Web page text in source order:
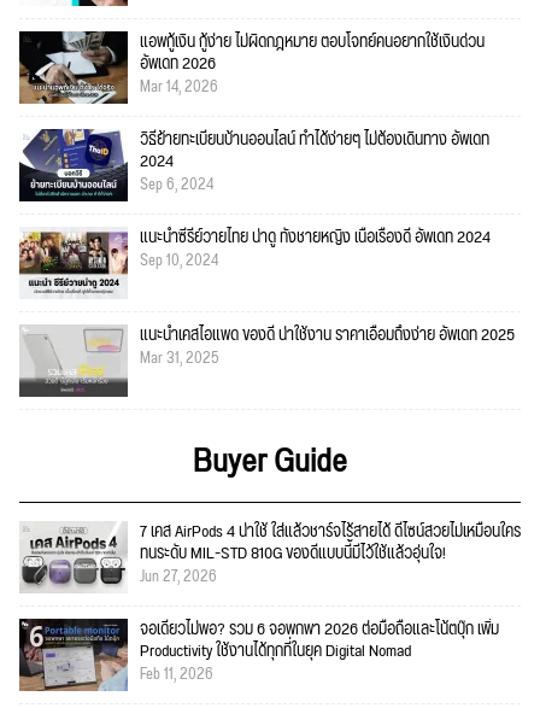
แอพกู้เงิน กู้ง่าย ไม่ผิดกฎหมาย ตอบโจทย์คนอยากใช้เงินด่วน
อัพเดท 2026
Mar 14, 2026
วิธีย้ายทะเบียนบ้านออนไลน์ ทำได้ง่ายๆ ไม่ต้องเดินทาง อัพเดท
2024
Sep 6, 2024
แนะนำซีรีย์วายไทย น่าดู ทั้งชายหญิง เนื้อเรื่องดี อัพเดท 2024
Sep 10, 2024
แนะนำเคสไอแพด ของดี น่าใช้งาน ราคาเอื้อมถึงง่าย อัพเดท 2025
Mar 31, 2025
Buyer Guide
7 เคส AirPods 4 น่าใช้ ใส่แล้วชาร์จไร้สายได้ ดีไซน์สวยไม่เหมือนใคร
ทนระดับ MIL-STD 810G ของดีแบบนี้มีไว้ใช้แล้วอุ่นใจ!
Jun 27, 2026
จอเดียวไม่พอ? รวม 6 จอพกพา 2026 ต่อมือถือและโน้ตบุ๊ก เพิ่ม
Productivity ใช้งานได้ทุกที่ในยุค Digital Nomad
Feb 11, 2026